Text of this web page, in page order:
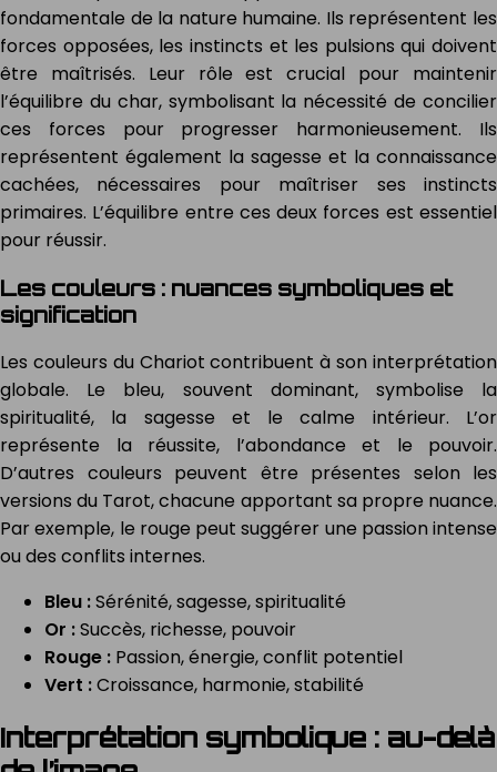
fondamentale de la nature humaine. Ils représentent les
forces opposées, les instincts et les pulsions qui doivent
être maîtrisés. Leur rôle est crucial pour maintenir
l’équilibre du char, symbolisant la nécessité de concilier
ces forces pour progresser harmonieusement. Ils
représentent également la sagesse et la connaissance
cachées, nécessaires pour maîtriser ses instincts
primaires. L’équilibre entre ces deux forces est essentiel
pour réussir.
Les couleurs : nuances symboliques et
signification
Les couleurs du Chariot contribuent à son interprétation
globale. Le bleu, souvent dominant, symbolise la
spiritualité, la sagesse et le calme intérieur. L’or
représente la réussite, l’abondance et le pouvoir.
D’autres couleurs peuvent être présentes selon les
versions du Tarot, chacune apportant sa propre nuance.
Par exemple, le rouge peut suggérer une passion intense
ou des conflits internes.
Bleu :Sérénité, sagesse, spiritualité
Or :Succès, richesse, pouvoir
Rouge : Passion, énergie, conflit potentiel
Vert :Croissance, harmonie, stabilité
Interprétation symbolique : au-delà